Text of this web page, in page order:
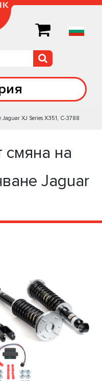
XJ Series X351, C-3788
смяна на
Jaguar